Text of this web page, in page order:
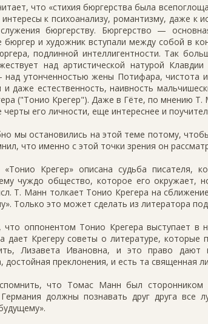
что «стихия бюргерства была
к психоанализу, романтизму, даже к
бюргерству. Бюргерство —
бюргер и художник вступали между собой в
подлинной интеллигентности. Так
над артистической натурой
утонченностью жены Потифара, чистота
даже естественность, наивность
("Тонио Крегер"). Даже в Гёте, по мнению Т.
черты его личности, еще интереснее и
мы остановились на этой теме потому,
что именно с этой точки зрения он
Крегер» описана судьба писателя,
чуждо общество, которое его окружает,
Т. Манн толкает Тонио Крегера на
Только это может сделать из литератора
что оппонентом Тонио Крегера выступает в
дает Крегеру советы о литературе, которые
Лизавета Ивановна, и это право дают
достойная преклонения, и есть та священная
что Томас Манн был
должны познавать друг друга